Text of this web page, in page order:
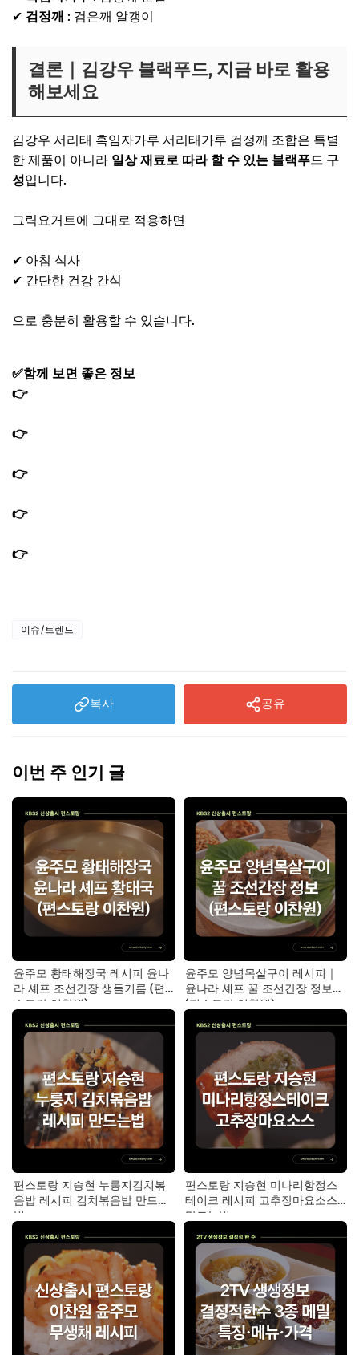
✔ 검정깨 : 검은깨 알갱이
결론｜김강우 블랙푸드, 지금 바로 활용
해보세요
김강우 서리태 흑임자가루 서리태가루 검정깨 조합은 특별
한 제품이 아니라 일상 재료로 따라 할 수 있는 블랙푸드 구
성입니다.
그릭요거트에 그대로 적용하면
✔ 아침 식사
✔ 간단한 건강 간식
으로 충분히 활용할 수 있습니다.
✅함께 보면 좋은 정보
👉
👉
👉
👉
👉
이슈/트렌드
복사 공유
이번 주 인기 글
윤주모 황태해장국 레시피 윤나
라 셰프 조선간장 생들기름 (편
스토랑 이찬원)
윤주모 양념목살구이 레시피｜
윤나라 셰프 꿀 조선간장 정보
(편스토랑 이찬원)
편스토랑 지승현 누룽지김치볶
음밥 레시피 김치볶음밥 만드는
법
편스토랑 지승현 미나리항정스
테이크 레시피 고추장마요소스
만드는법